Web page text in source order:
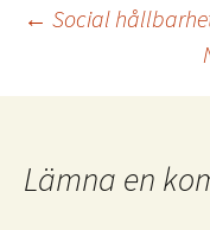
← Social
Lämna en